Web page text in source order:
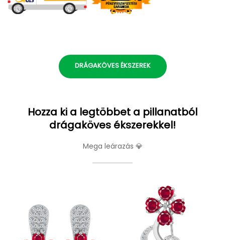
DRÁGAKÖVES ÉKSZEREK
Hozza ki a legtöbbet a pillanatból
drágaköves ékszerekkel!
Mega leárazás 💎